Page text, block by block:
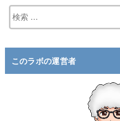
索
このラボの運営者